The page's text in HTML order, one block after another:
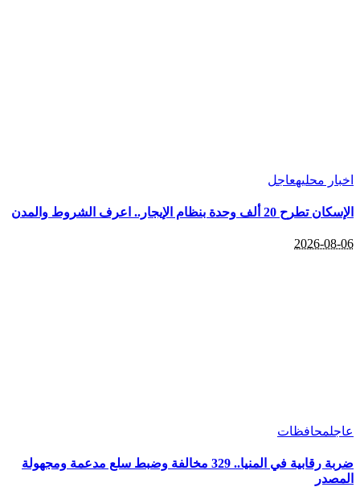
اخبار محليهعاجل
الإسكان تطرح 20 ألف وحدة بنظام الإيجار.. اعرف الشروط والمدن
2026-08-06
عاجلمحافظات
ضربة رقابية في المنيا.. 329 مخالفة وضبط سلع مدعمة ومجهولة
المصدر